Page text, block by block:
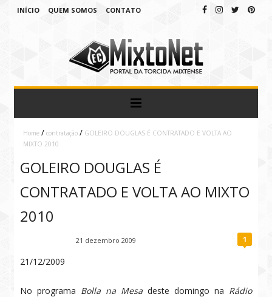
INÍCIO QUEM SOMOS CONTATO
Home / contratação / GOLEIRO DOUGLAS É CONTRATADO E VOLTA AO
MIXTO 2010
GOLEIRO DOUGLAS É
CONTRATADO E VOLTA AO MIXTO
2010
21 dezembro 2009 1
21/12/2009
No programa Bolla na Mesa deste domingo na Rádio